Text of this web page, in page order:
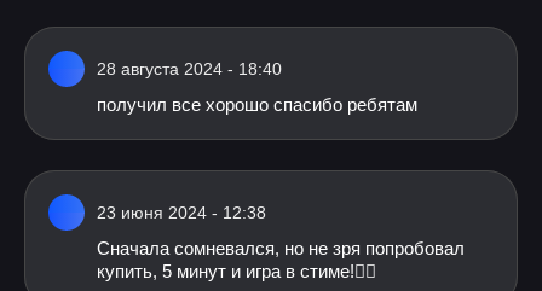
28 августа 2024 - 18:40
получил все хорошо спасибо ребятам
23 июня 2024 - 12:38
Сначала сомневался, но не зря попробовал
купить, 5 минут и игра в стиме!👍🏻